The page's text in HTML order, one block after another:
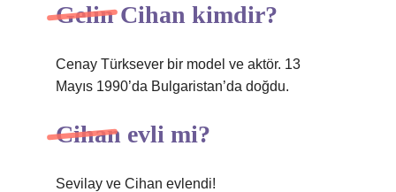
Gelin Cihan kimdir?
Cenay Türksever bir model ve aktör. 13
Mayıs 1990’da Bulgaristan’da doğdu.
Cihan evli mi?
Sevilay ve Cihan evlendi!